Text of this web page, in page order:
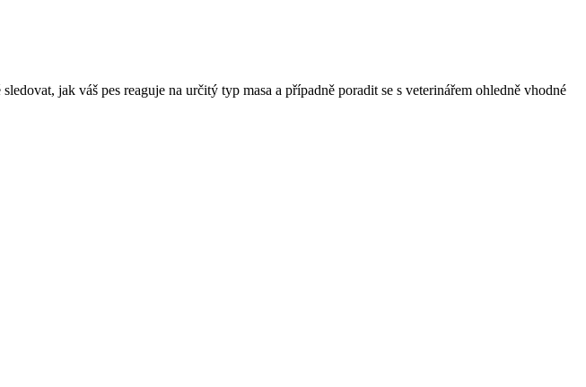
jak váš pes reaguje na určitý typ masa a případně poradit se s veterinářem ohledně vhodné